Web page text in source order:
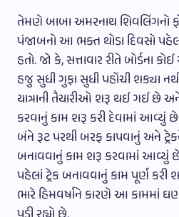
તેમણે બાબા અમરનાથ શિવલિંગનો
પંજાબનો આ ભક્ત થોડા દિવસો
હતો. જો કે, સત્તાવાર રીતે બોર્ડના
હજુ સુધી ગુફા સુધી પહોંચી શક્યા
યાત્રાની તૈયારીઓ શરૂ થઈ ગઈ છે
કરવાનું કામ શરૂ કરી દેવામાં આવ્યું
બંને રૂટ પરથી બરફ કાપવાનું અને
બનાવવાનું કામ શરૂ કરવામાં આવ્યું
પહેલાં ટ્રેક બનાવવાનું કામ પૂર્ણ કરી
ભારે હિમવર્ષાને કારણે આ કામમાં